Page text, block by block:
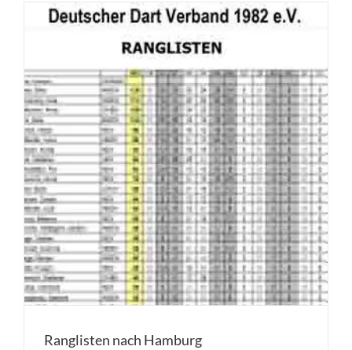
Ranglisten nach Hamburg